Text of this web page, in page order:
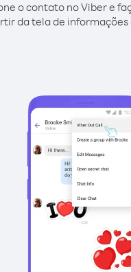
o contato no Viber e
da tela de